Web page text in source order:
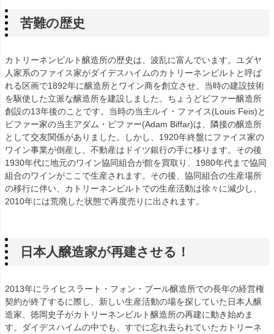
苦難の歴史
カトリーネンビルト醸造所の歴史は、波乱に富んでいます。ユダヤ
人家系のファイス家がダイデスハイムのカトリーネンビルトと呼ば
れる区画で1892年に醸造所とワイン商を創立させ、当時の建設技術
を駆使した立派な醸造所を建設しました。ちょうどビファー醸造所
創設の13年後のことです。当時の当主ルイ・ファイス(Louis Feis)と
ビファー家の当主アダム・ビファー(Adam Biffar)は、隣接の醸造所
として交友関係がありました。しかし、1920年終盤にファイス家の
ワイン事業が倒産し、不動産はドイツ銀行の手に移ります。その後
1930年代に地元のワイン協同組合が館を買取り、1980年代まで協同
組合のワインがここで生産されます。その後、協同組合の生産場所
の移行に伴い、カトリーネンビルトでの生産活動は徐々に減少し、
2010年には荒廃した状態で再度売りに出されます。
日本人醸造家が再建させる！
2013年にライヒスラート・フォン・ブール醸造所での長年の経営権
契約が終了するに際し、新しい生産活動の場を探していた日本人醸
造家、徳岡史子がカトリーネンビルト醸造所の再建に動き始めま
す。ダイデスハイムの中でも、すでに忘れ去られていたカトリーネ